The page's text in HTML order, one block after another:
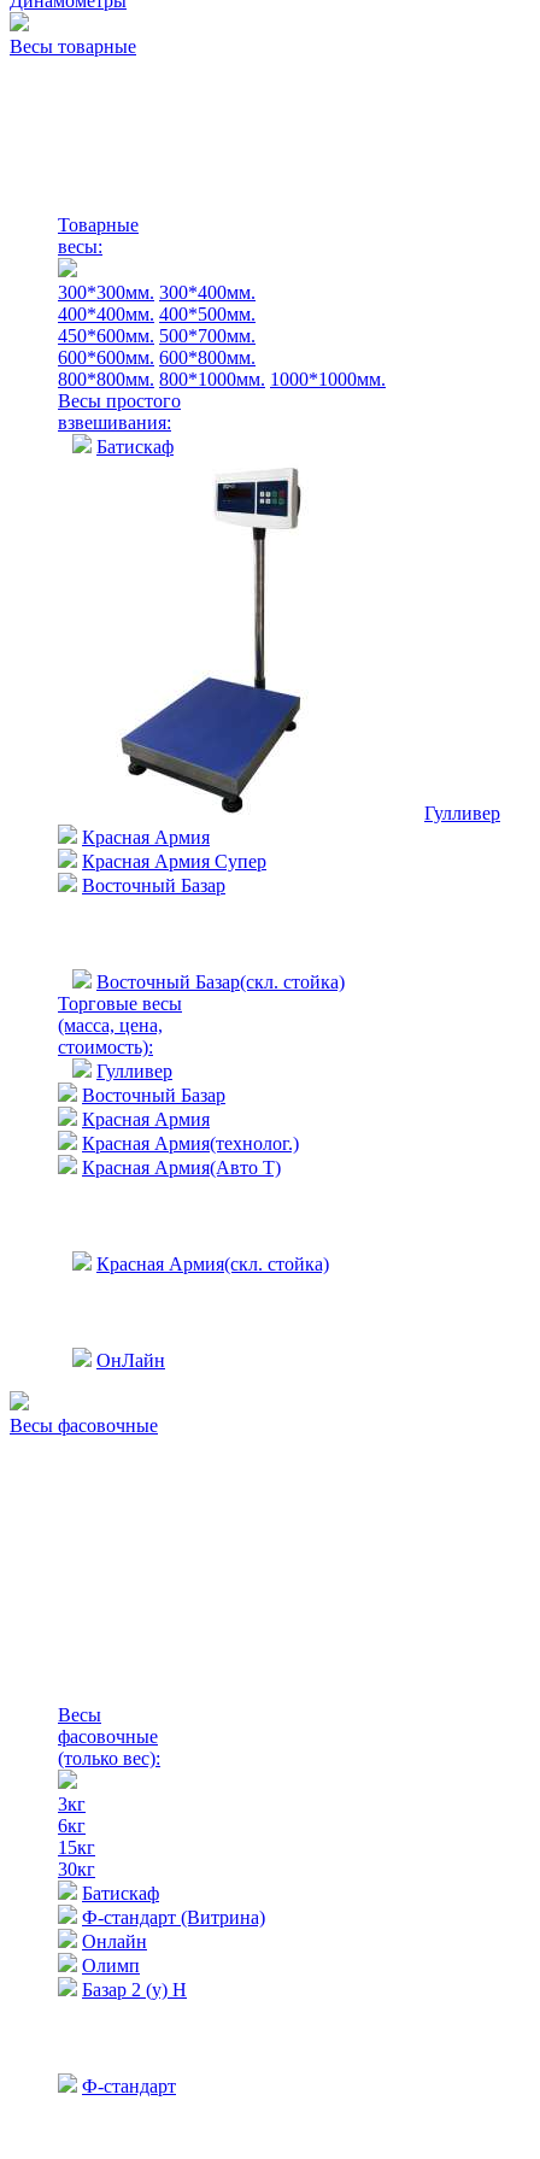
Весы товарные
Товарные
весы:
300*300мм. 300*400мм.
400*400мм. 400*500мм.
450*600мм. 500*700мм.
600*600мм. 600*800мм.
800*800мм. 800*1000мм. 1000*1000мм.
Весы простого
взвешивания:
Батискаф
Гулливер
Красная Армия
Красная Армия Супер
Восточный Базар
Восточный Базар(скл. стойка)
Торговые весы
(масса, цена,
стоимость):
Гулливер
Восточный Базар
Красная Армия
Красная Армия(технолог.)
Красная Армия(Авто Т)
Красная Армия(скл. стойка)
ОнЛайн
Весы фасовочные
Весы
фасовочные
(только вес):
3кг
6кг
15кг
30кг
Батискаф
Ф-стандарт (Витрина)
Онлайн
Олимп
Базар 2 (у) Н
Ф-стандарт